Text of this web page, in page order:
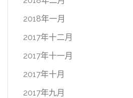
2018年一月
2017年十二月
2017年十一月
2017年十月
2017年九月